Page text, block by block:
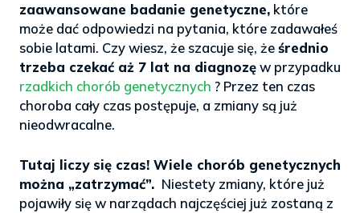
zaawansowane badanie genetyczne, które
może dać odpowiedzi na pytania, które zadawałeś
sobie latami. Czy wiesz, że szacuje się, żeśrednio
trzeba czekać aż 7 lat na diagnozęw przypadku
rzadkich chorób genetycznych ? Przez ten czas
choroba cały czas postępuje, a zmiany są już
nieodwracalne.
Tutaj liczy się czas! Wiele chorób genetycznych
można „zatrzymać”. Niestety zmiany, które już
pojawiły się w narządach najczęściej już zostaną z